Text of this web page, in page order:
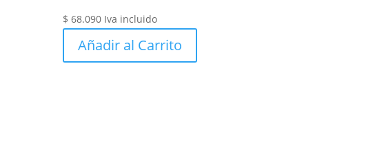
$ 68.090 Iva incluido
Añadir al Carrito